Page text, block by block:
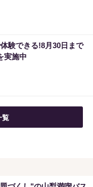
験できる!8月30日まで
実施中
覧